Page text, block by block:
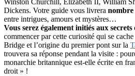
Winston Churchill, Elizabeth II, William
Dickens. Votre guide vous livrera nombre
entre intrigues, amours et mystères…
Vous serez également initiés aux
commencer par cette curiosité qui se
Bridge et l’origine du premier pont sur la
trouvera sa réponse pendant la visite :
monarchie britannique est-elle écrite en
droit » !